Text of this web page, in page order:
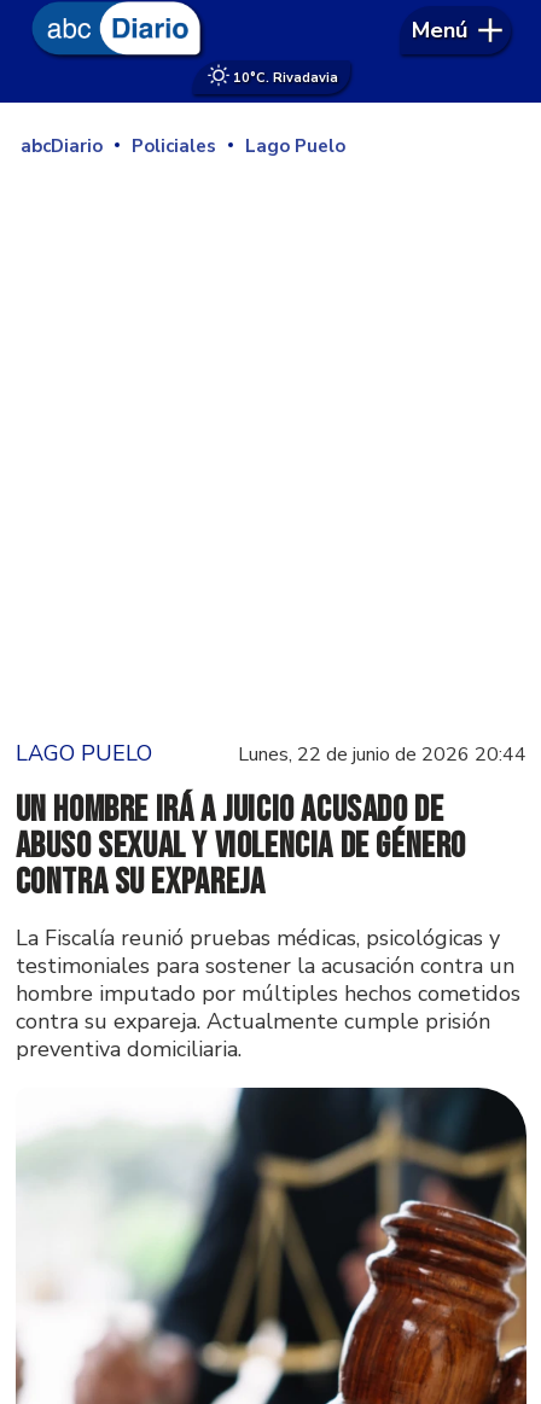
10°C. Rivadavia
Menú
abcDiario Policiales Lago Puelo
LAGO PUELO Lunes, 22 de junio de 2026 20:44
Un hombre irá a juicio acusado de
abuso sexual y violencia de género
contra su expareja
La Fiscalía reunió pruebas médicas, psicológicas y
testimoniales para sostener la acusación contra un
hombre imputado por múltiples hechos cometidos
contra su expareja. Actualmente cumple prisión
preventiva domiciliaria.